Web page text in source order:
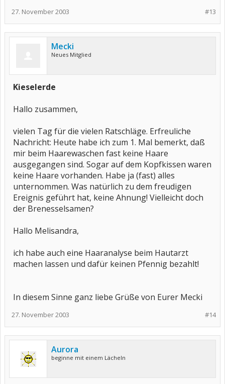
#13
27. November 2003
Mecki
Neues Mitglied
Kieselerde
Hallo zusammen,
vielen Tag für die vielen Ratschläge. Erfreuliche
Nachricht: Heute habe ich zum 1. Mal bemerkt, daß
mir beim Haarewaschen fast keine Haare
ausgegangen sind. Sogar auf dem Kopfkissen waren
keine Haare vorhanden. Habe ja (fast) alles
unternommen. Was natürlich zu dem freudigen
Ereignis geführt hat, keine Ahnung! Vielleicht doch
der Brenesselsamen?
Hallo Melisandra,
ich habe auch eine Haaranalyse beim Hautarzt
machen lassen und dafür keinen Pfennig bezahlt!
In diesem Sinne ganz liebe Grüße von Eurer Mecki
#14
27. November 2003
Aurora
beginne mit einem Lächeln